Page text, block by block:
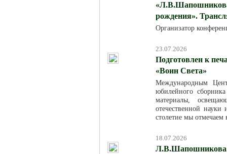
рождения».
Организатор
23.07.2026
Подготовлен к
«Воин Света»
Международным
юбилейного
материалы,
отечественной
столетие мы отмечаем
18.07.2026
Л.В.Шапошникова.